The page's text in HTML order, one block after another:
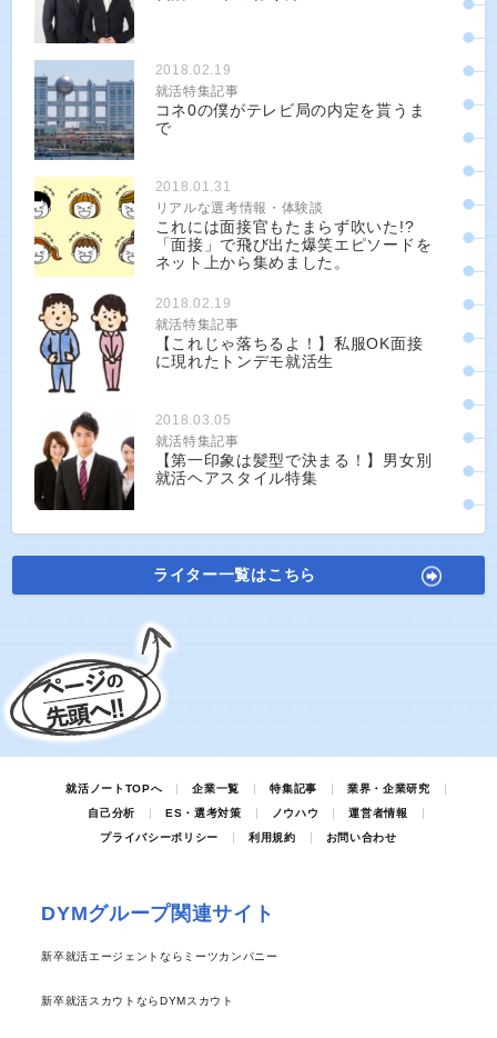
2018.02.19
就活特集記事
コネ0の僕がテレビ局の内定を貰うま
で
2018.01.31
リアルな選考情報・体験談
これには面接官もたまらず吹いた!?
「面接」で飛び出た爆笑エピソードを
ネット上から集めました。
2018.02.19
就活特集記事
【これじゃ落ちるよ！】私服OK面接
に現れたトンデモ就活生
2018.03.05
就活特集記事
【第一印象は髪型で決まる！】男女別
就活ヘアスタイル特集
ライター一覧はこちら
就活ノートTOPへ 企業一覧 特集記事
業界・企業研究
自己分析
ES・選考対策 ノウハウ
運営者情報
プライバシーポリシー
利用規約 お問い合わせ
DYMグループ関連サイト
新卒就活エージェントならミーツカンパニー
新卒就活スカウトならDYMスカウト